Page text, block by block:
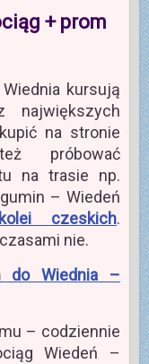
+ prom
kursują
na stronie
próbować
na trasie np.
– Wiedeń
czeskich.
nie.
do Wiednia –
– codziennie
Wiedeń –